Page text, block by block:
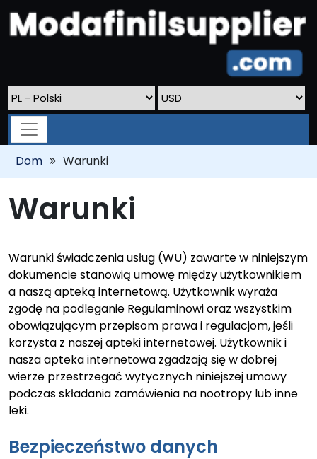
Dom Warunki
Warunki
Warunki świadczenia usług (WU) zawarte w niniejszym
dokumencie stanowią umowę między użytkownikiem
a naszą apteką internetową. Użytkownik wyraża
zgodę na podleganie Regulaminowi oraz wszystkim
obowiązującym przepisom prawa i regulacjom, jeśli
korzysta z naszej apteki internetowej. Użytkownik i
nasza apteka internetowa zgadzają się w dobrej
wierze przestrzegać wytycznych niniejszej umowy
podczas składania zamówienia na nootropy lub inne
leki.
Bezpieczeństwo danych